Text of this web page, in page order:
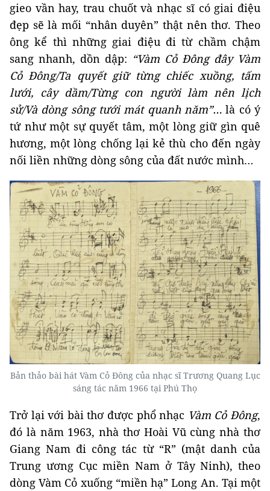
gieo vần hay, trau chuốt và nhạc sĩ có giai điệu
đẹp sẽ là mối “nhân duyên” thật nên thơ. Theo
ông kể thì những giai điệu đi từ chầm chậm
sang nhanh, dồn dập: “Vàm Cỏ Đông đây Vàm
Cỏ Đông/Ta quyết giữ từng chiếc xuồng, tấm
lưới, cây dầm/Từng con người làm nên lịch
sử/Và dòng sông tưới mát quanh năm”… là có ý
tứ như một sự quyết tâm, một lòng giữ gìn quê
hương, một lòng chống lại kẻ thù cho đến ngày
nối liền những dòng sông của đất nước mình…
Bản thảo bài hát Vàm Cỏ Đông của nhạc sĩ Trương Quang Lục
sáng tác năm 1966 tại Phú Thọ
Trở lại với bài thơ được phổ nhạc Vàm Cỏ Đông,
đó là năm 1963, nhà thơ Hoài Vũ cùng nhà thơ
Giang Nam đi công tác từ “R” (mật danh của
Trung ương Cục miền Nam ở Tây Ninh), theo
dòng Vàm Cỏ xuống “miền hạ” Long An. Tại một